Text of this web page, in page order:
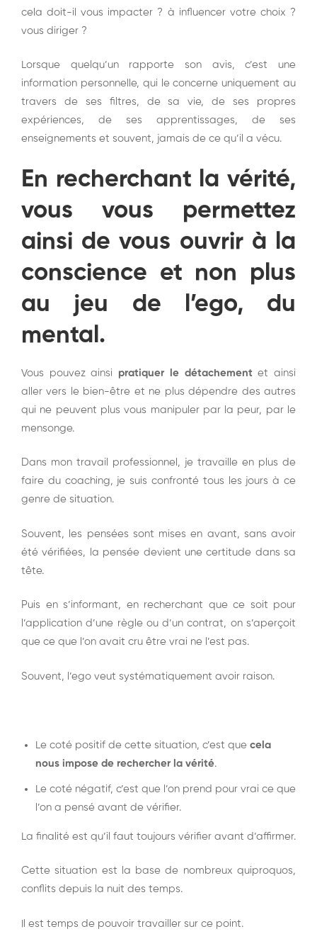
cela doit-il vous impacter ? à influencer votre choix ?
vous diriger ?
Lorsque quelqu’un rapporte son avis, c’est une
information personnelle, qui le concerne uniquement au
travers de ses filtres, de sa vie, de ses propres
expériences, de ses apprentissages, de ses
enseignements et souvent, jamais de ce qu’il a vécu.
En recherchant la vérité,
vous vous permettez
ainsi de vous ouvrir à la
conscience et non plus
au jeu de l’ego, du
mental .
Vous pouvez ainsi pratiquer le détachementet ainsi
aller vers le bien-être et ne plus dépendre des autres
qui ne peuvent plus vous manipuler par la peur, par le
mensonge.
Dans mon travail professionnel, je travaille en plus de
faire du coaching, je suis confronté tous les jours à ce
genre de situation.
Souvent, les pensées sont mises en avant, sans avoir
été vérifiées, la pensée devient une certitude dans sa
tête.
Puis en s’informant, en recherchant que ce soit pour
l’application d’une règle ou d’un contrat, on s’aperçoit
que ce que l’on avait cru être vrai ne l’est pas.
Souvent, l’ego veut systématiquement avoir raison.
Le coté positif de cette situation, c’est que cela
nous impose de rechercher la vérité.
Le coté négatif, c’est que l’on prend pour vrai ce que
l’on a pensé avant de vérifier.
La finalité est qu’il faut toujours vérifier avant d’affirmer.
Cette situation est la base de nombreux quiproquos,
conflits depuis la nuit des temps.
Il est temps de pouvoir travailler sur ce point.